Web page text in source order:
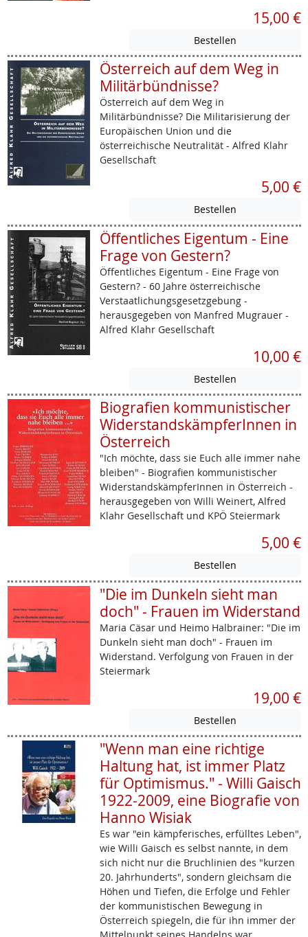
15,00 €
Österreich auf dem Weg in
Militärbündnisse?
Österreich auf dem Weg in
Militärbündnisse? Die Militarisierung der
Europäischen Union und die
österreichische Neutralität - Alfred Klahr
Gesellschaft
5,00 €
Öffentliches Eigentum - Eine
Frage von Gestern?
Öffentliches Eigentum - Eine Frage von
Gestern? - 60 Jahre österreichische
Verstaatlichungsgesetzgebung -
herausgegeben von Manfred Mugrauer -
Alfred Klahr Gesellschaft
10,00 €
Biografien kommunistischer
WiderstandskämpferInnen in
Österreich
"Ich möchte, dass sie Euch alle immer nahe
bleiben" - Biografien kommunistischer
WiderstandskämpferInnen in Österreich -
herausgegeben von Willi Weinert, Alfred
Klahr Gesellschaft und KPÖ Steiermark
5,00 €
"Die im Dunkeln sieht man
doch" - Frauen im Widerstand
Maria Cäsar und Heimo Halbrainer: "Die im
Dunkeln sieht man doch" - Frauen im
Widerstand. Verfolgung von Frauen in der
Steiermark
19,00 €
"Wenn man eine richtige
Haltung hat, ist immer Platz
für Optimismus." - Willi Gaisch
1922-2009, eine Biografie von
Hanno Wisiak
Es war "ein kämpferisches, erfülltes Leben",
wie Willi Gaisch es selbst nannte, in dem
sich nicht nur die Bruchlinien des "kurzen
20. Jahrhunderts", sondern gleichsam die
Höhen und Tiefen, die Erfolge und Fehler
der kommunistischen Bewegung in
Österreich spiegeln, die für ihn immer der